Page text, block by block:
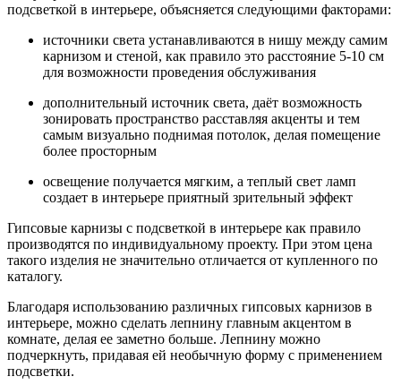
подсветкой в интерьере, объясняется следующими факторами:
источники света устанавливаются в нишу между самим
карнизом и стеной, как правило это расстояние 5-10 см
для возможности проведения обслуживания
дополнительный источник света, даёт возможность
зонировать пространство расставляя акценты и тем
самым визуально поднимая потолок, делая помещение
более просторным
освещение получается мягким, а теплый свет ламп
создает в интерьере приятный зрительный эффект
Гипсовые карнизы с подсветкой в интерьере как правило
производятся по индивидуальному проекту. При этом цена
такого изделия не значительно отличается от купленного по
каталогу.
Благодаря использованию различных гипсовых карнизов в
интерьере, можно сделать лепнину главным акцентом в
комнате, делая ее заметно больше. Лепнину можно
подчеркнуть, придавая ей необычную форму с применением
подсветки.